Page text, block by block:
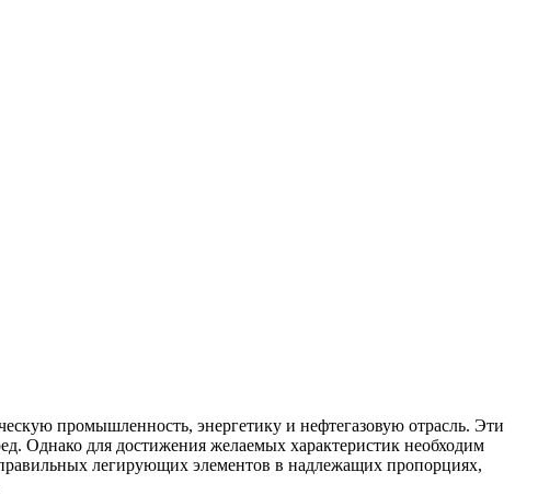
промышленность, энергетику и нефтегазовую отрасль. Эти
Однако для достижения желаемых характеристик необходим
легирующих элементов в надлежащих пропорциях,